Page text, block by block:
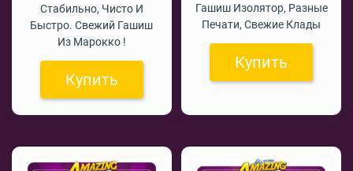
Стабильно, Чисто И
Быстро. Свежий Гашиш
Из Марокко !
Купить
Гашиш Изолятор, Разные
Печати, Свежие Клады
Купить